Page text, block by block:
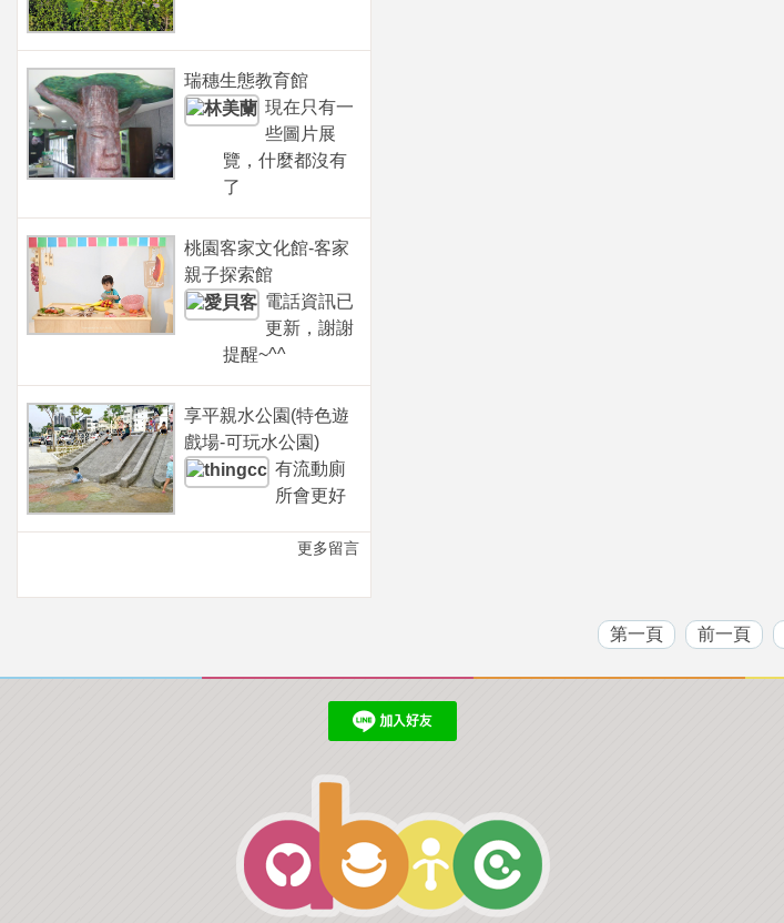
瑞穗生態教育館
現在只有一
些圖片展
覽，什麼都沒有
了
桃園客家文化館-客家
親子探索館
電話資訊已
更新，謝謝
提醒~^^
享平親水公園(特色遊
戲場-可玩水公園)
有流動廁
所會更好
更多留言
第一頁 前一頁